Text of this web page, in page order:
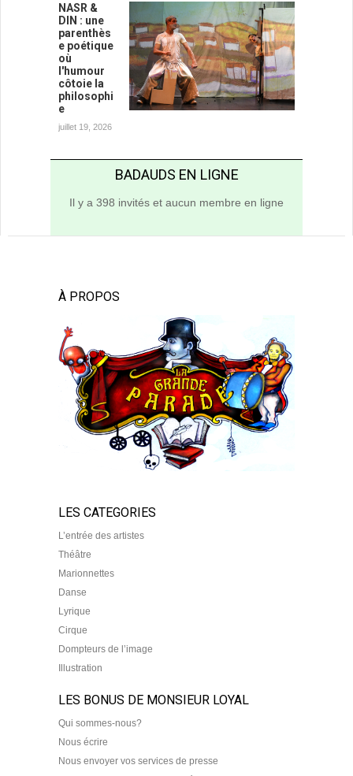
NASR &
DIN : une
parenthès
e poétique
où
l'humour
côtoie la
philosophi
e
juillet 19, 2026
BADAUDS EN LIGNE
Il y a 398 invités et aucun membre en ligne
À PROPOS
LES CATEGORIES
L’entrée des artistes
Théâtre
Marionnettes
Danse
Lyrique
Cirque
Dompteurs de l’image
Illustration
LES BONUS DE MONSIEUR LOYAL
Qui sommes-nous?
Nous écrire
Nous envoyer vos services de presse